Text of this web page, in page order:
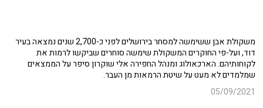
משקולת אבן ששימשה למסחר בירושלים לפני כ-2,700 שנים נמצאה בעיר
דוד, ועל-פי החוקרים המשקולת שימשה סוחרים שביקשו לרמות את
לקוחותיהם. הארכאולוג ומנהל החפירה אלי שוקרון סיפר על הממצאים
שמלמדים לא מעט על שיטת הרמאות מן העבר.
05/09/2021